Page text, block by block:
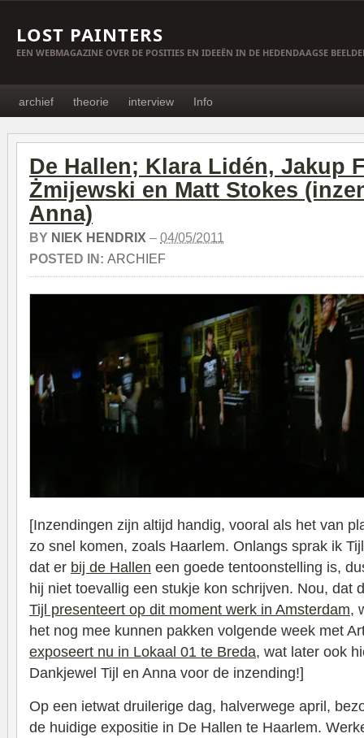
LOST PAINTERS
EEN WEBMAGAZINE OVER DE POSITIES EN IDEEËN IN DE HEDENDAAGSE
archief theorie interview Info
De Hallen; Klara Lidén, Jakup
Żmijewski en Matt Stokes
Anna)
BY NIEK HENDRIX – 04/05/2011
POSTED IN: ARCHIEF
[Inzendingen zijn altijd handig, vooral als het van
zo snel komen, zoals Haarlem. Onlangs sprak ik
dat er bij de Hallen een goede tentoonstelling is,
hij niet toevallig een stukje kon schrijven. Nou, dat
Tijl presenteert op dit moment werk in Amsterdam,
het nog mee kunnen pakken volgende week met
exposeert nu in Lokaal 01 te Breda, wat later ook
Dankjewel Tijl en Anna voor de inzending!]
Op een ietwat druilerige dag, halverwege april,
de huidige expositie in De Hallen te Haarlem.